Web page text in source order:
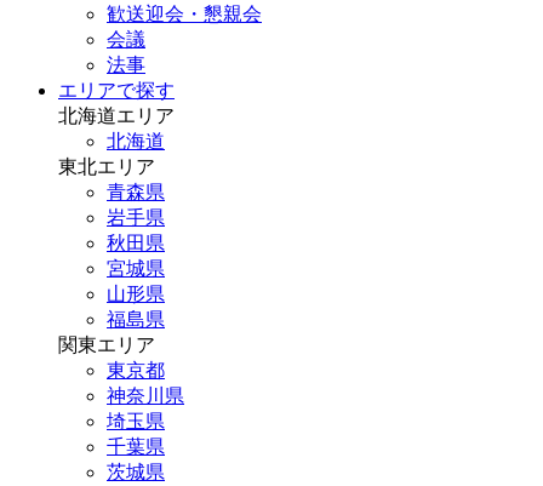
歓送迎会・懇親会
会議
法事
エリアで探す
北海道エリア
北海道
東北エリア
青森県
岩手県
秋田県
宮城県
山形県
福島県
関東エリア
東京都
神奈川県
埼玉県
千葉県
茨城県